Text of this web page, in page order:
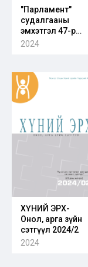
"Парламент"
судалгааны
эмхэтгэл 47-р
боть
2024
ХҮНИЙ ЭРХ-
Онол, арга зүйн
сэтгүүл 2024/2
2024